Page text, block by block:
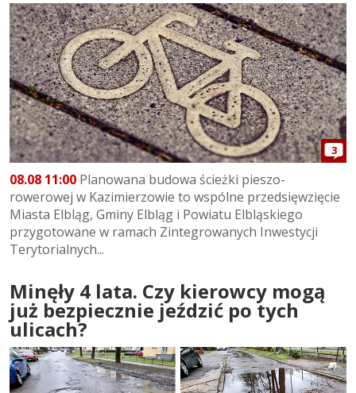
3
08.08 11:00 Planowana budowa ścieżki pieszo-
rowerowej w Kazimierzowie to wspólne przedsięwzięcie
Miasta Elbląg, Gminy Elbląg i Powiatu Elbląskiego
przygotowane w ramach Zintegrowanych Inwestycji
Terytorialnych...
Minęły 4 lata. Czy kierowcy mogą
już bezpiecznie jeździć po tych
ulicach?